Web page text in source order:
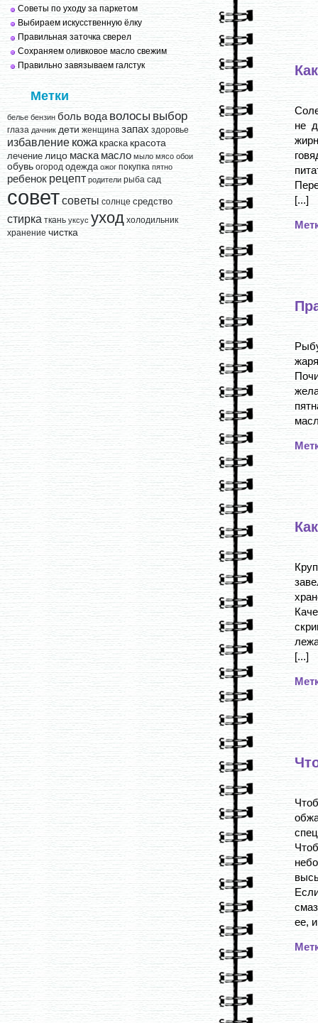
Советы по уходу за паркетом
Выбираем искусственную ёлку
Правильная заточка сверел
Сохраняем оливковое масло свежим
Правильно завязываем галстук
Метки
белье бензин боль вода волосы выбор
глаза дачник дети женщина запах здоровье
избавление кожа краска красота
лечение лицо маска масло мыло мясо обои
обувь огород одежда ожог покупка пятно
ребенок рецепт родители рыба сад
советсоветы солнце средство
стирка ткань уксус уход холодильник
хранение чистка
не
[...]
[...]
ее,